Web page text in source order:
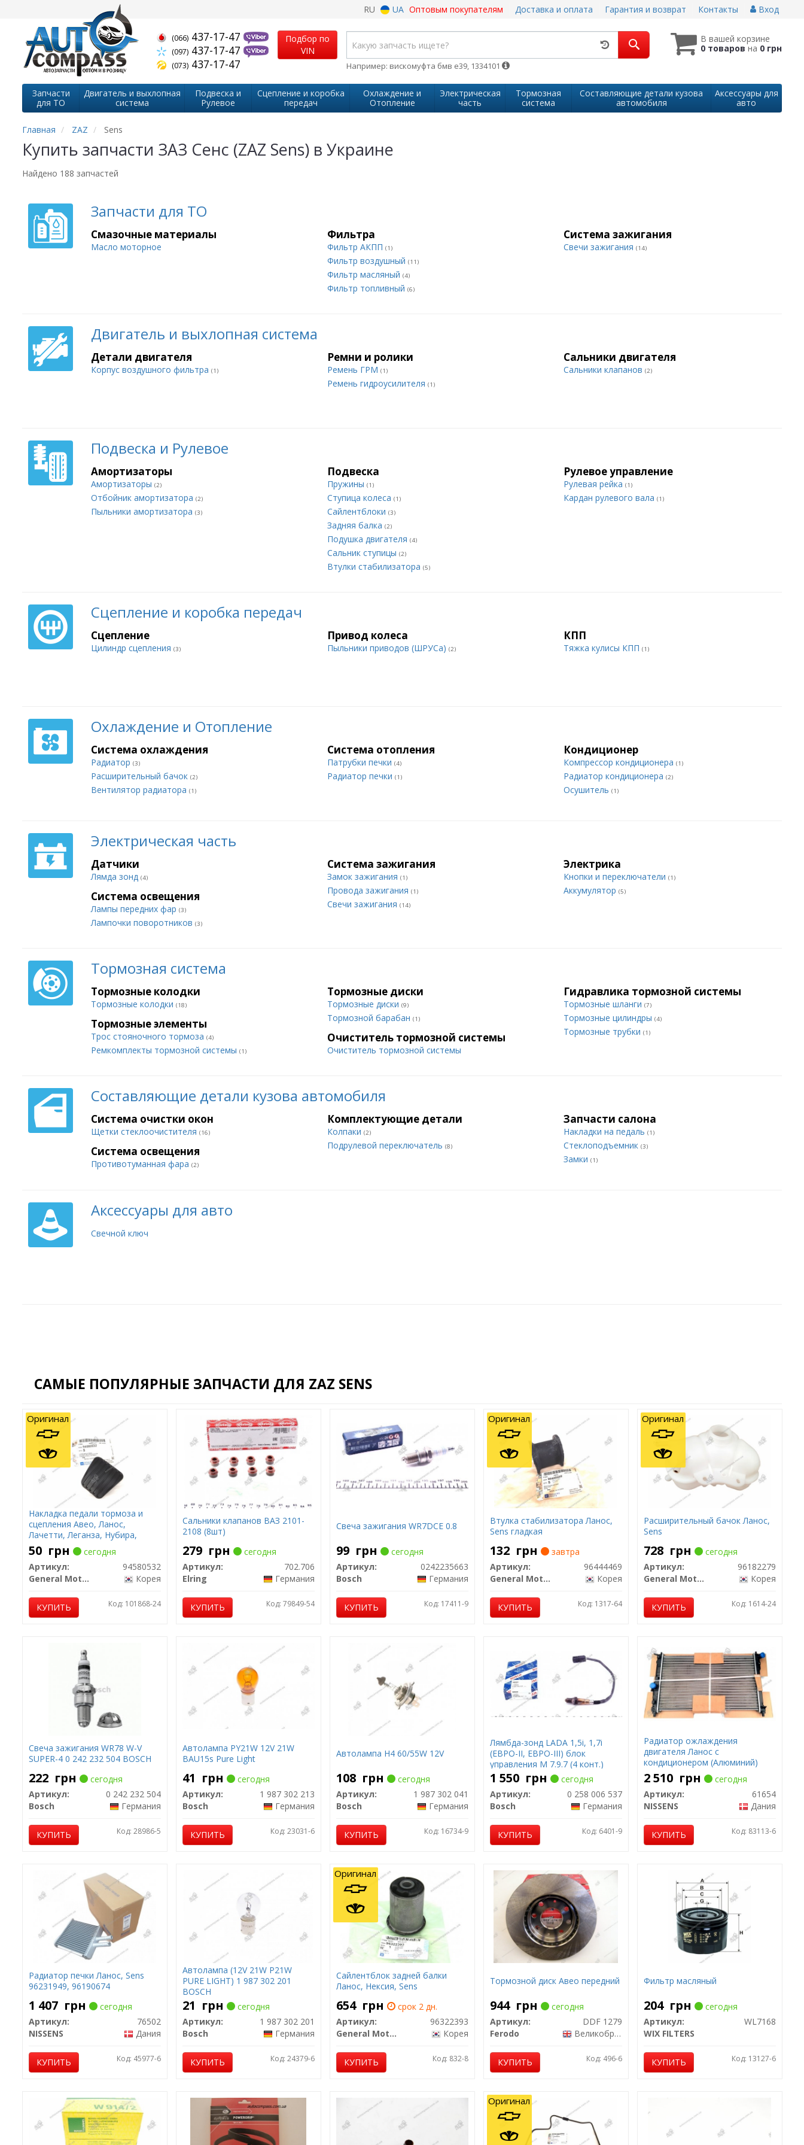
RU UA Оптовым покупателям Доставка и оплата Гарантия и возврат Контакты Вход
(066) 437-17-47
(097) 437-17-47
(073) 437-17-47
Подбор по
VIN
В вашей корзине
0 товаровна 0 грн
Например: вискомуфта бмв е39, 1334101
Запчасти
для ТО
Двигатель и выхлопная
система
Подвеска и
Рулевое
Сцепление и коробка
передач
Охлаждение и
Отопление
Электрическая
часть
Тормозная
система
Составляющие детали кузова
автомобиля
Аксессуары для
авто
Главная ZAZ Sens
Купить запчасти ЗАЗ Сенс (ZAZ Sens) в Украине
Найдено 188 запчастей
Запчасти для ТО
Смазочные материалы
Масло моторное
Фильтра
Фильтр АКПП (1)
Фильтр воздушный (11)
Фильтр масляный (4)
Фильтр топливный (6)
Система зажигания
Свечи зажигания (14)
Двигатель и выхлопная система
Детали двигателя
Корпус воздушного фильтра (1)
Ремни и ролики
Ремень ГРМ (1)
Ремень гидроусилителя (1)
Сальники двигателя
Сальники клапанов (2)
Подвеска и Рулевое
Амортизаторы
Амортизаторы (2)
Отбойник амортизатора (2)
Пыльники амортизатора (3)
Подвеска
Пружины (1)
Ступица колеса (1)
Сайлентблоки (3)
Задняя балка (2)
Подушка двигателя (4)
Сальник ступицы (2)
Втулки стабилизатора (5)
Рулевое управление
Рулевая рейка (1)
Кардан рулевого вала (1)
Сцепление и коробка передач
Сцепление
Цилиндр сцепления (3)
Привод колеса
Пыльники приводов (ШРУСа) (2)
КПП
Тяжка кулисы КПП (1)
Охлаждение и Отопление
Система охлаждения
Радиатор (3)
Расширительный бачок (2)
Вентилятор радиатора (1)
Система отопления
Патрубки печки (4)
Радиатор печки (1)
Кондиционер
Компрессор кондиционера (1)
Радиатор кондиционера (2)
Осушитель (1)
Электрическая часть
Датчики
Лямда зонд (4)
Система зажигания
Замок зажигания (1)
Провода зажигания (1)
Свечи зажигания (14)
Электрика
Кнопки и переключатели (1)
Аккумулятор (5)
Система освещения
Лампы передних фар (3)
Лампочки поворотников (3)
Тормозная система
Тормозные колодки
Тормозные колодки (18)
Тормозные диски
Тормозные диски (9)
Тормозной барабан (1)
Гидравлика тормозной системы
Тормозные шланги (7)
Тормозные цилиндры (4)
Тормозные трубки (1)
Тормозные элементы
Трос стояночного тормоза (4)
Ремкомплекты тормозной системы (1)
Очиститель тормозной системы
Очиститель тормозной системы
Составляющие детали кузова автомобиля
Система очистки окон
Щетки стеклоочистителя (16)
Комплектующие детали
Колпаки (2)
Подрулевой переключатель (8)
Запчасти салона
Накладки на педаль (1)
Стеклоподъемник (3)
Замки (1)
Система освещения
Противотуманная фара (2)
Аксессуары для авто
Свечной ключ
САМЫЕ ПОПУЛЯРНЫЕ ЗАПЧАСТИ ДЛЯ ZAZ SENS
Накладка педали тормоза и
сцепления Авео, Ланос,
Лачетти, Леганза, Нубира,
Такума, Sens
50 грн
сегодня
Артикул:
94580532
General Motors
Корея
КУПИТЬ Код: 101868-24
Оригинал
Сальники клапанов ВАЗ 2101-
2108 (8шт)
279 грн
сегодня
Артикул:
702.706
Elring
Германия
КУПИТЬ Код: 79849-54
Свеча зажигания WR7DCE 0.8
99 грн
сегодня
Артикул:
0242235663
Bosch
Германия
КУПИТЬ Код: 17411-9
Втулка стабилизатора Ланос,
Sens гладкая
132 грн
завтра
Артикул:
96444469
General Motors
Корея
КУПИТЬ Код: 1317-64
Оригинал
Расширительный бачок Ланос,
Sens
728 грн
сегодня
Артикул:
96182279
General Motors
Корея
КУПИТЬ Код: 1614-24
Оригинал
Свеча зажигания WR78 W-V
SUPER-4 0 242 232 504 BOSCH
222 грн
сегодня
Артикул:
0 242 232 504
Bosch
Германия
КУПИТЬ Код: 28986-5
Автолампа PY21W 12V 21W
BAU15s Pure Light
41 грн
сегодня
Артикул:
1 987 302 213
Bosch
Германия
КУПИТЬ Код: 23031-6
Автолампа H4 60/55W 12V
108 грн
сегодня
Артикул:
1 987 302 041
Bosch
Германия
КУПИТЬ Код: 16734-9
Лямбда-зонд LADA 1,5i, 1,7i
(ЕВРО-II, ЕВРО-III) блок
управления М 7.9.7 (4 конт.)
1 550 грн
сегодня
Артикул:
0 258 006 537
Bosch
Германия
КУПИТЬ Код: 6401-9
Радиатор ожлаждения
двигателя Ланос с
кондиционером (Алюминий)
NISSENS
2 510 грн
сегодня
Артикул:
61654
NISSENS
Дания
КУПИТЬ Код: 83113-6
Радиатор печки Ланос, Sens
96231949, 96190674
1 407 грн
сегодня
Артикул:
76502
NISSENS
Дания
КУПИТЬ Код: 45977-6
Автолампа (12V 21W P21W
PURE LIGHT) 1 987 302 201
BOSCH
21 грн
сегодня
Артикул:
1 987 302 201
Bosch
Германия
КУПИТЬ Код: 24379-6
Сайлентблок задней балки
Ланос, Нексия, Sens
654 грн
срок 2 дн.
Артикул:
96322393
General Motors
Корея
КУПИТЬ Код: 832-8
Оригинал
Тормозной диск Авео передний
944 грн
сегодня
Артикул:
DDF 1279
Ferodo
Великобритания
КУПИТЬ Код: 496-6
Фильтр масляный
204 грн
сегодня
Артикул:
WL7168
WIX FILTERS
КУПИТЬ Код: 13127-6
Оригинал